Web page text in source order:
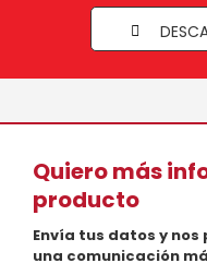
Quiero más
producto
Envía tus datos y
una comunicación